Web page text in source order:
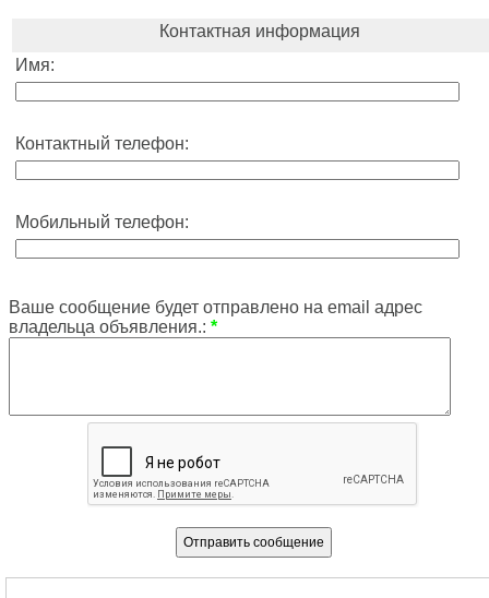
Контактная информация
Имя:
Контактный телефон:
Мобильный телефон:
Ваше сообщение будет отправлено на email адрес
владельца объявления.: *